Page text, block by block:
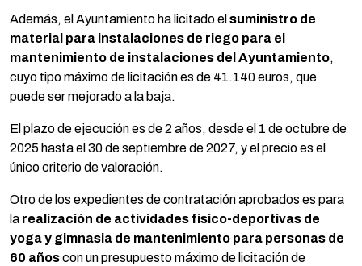
Además, el Ayuntamiento ha licitado el suministro de
material para instalaciones de riego para el
mantenimiento de instalaciones del Ayuntamiento,
cuyo tipo máximo de licitación es de 41.140 euros, que
puede ser mejorado a la baja.
El plazo de ejecución es de 2 años, desde el 1 de octubre de
2025 hasta el 30 de septiembre de 2027, y el precio es el
único criterio de valoración.
Otro de los expedientes de contratación aprobados es para
la realización de actividades físico-deportivas de
yoga y gimnasia de mantenimiento para personas de
60 añoscon un presupuesto máximo de licitación de